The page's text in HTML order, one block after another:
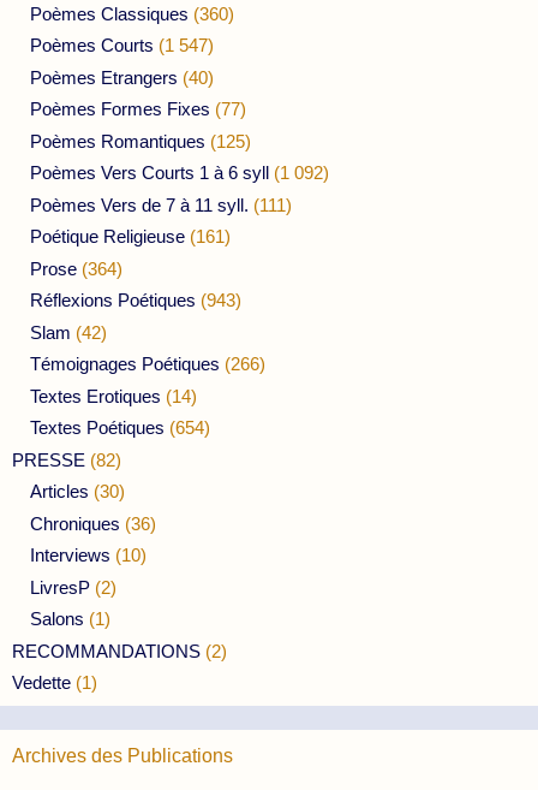
Poèmes Classiques (360)
Poèmes Courts (1 547)
Poèmes Etrangers (40)
Poèmes Formes Fixes (77)
Poèmes Romantiques (125)
Poèmes Vers Courts 1 à 6 syll (1 092)
Poèmes Vers de 7 à 11 syll. (111)
Poétique Religieuse (161)
Prose (364)
Réflexions Poétiques (943)
Slam (42)
Témoignages Poétiques (266)
Textes Erotiques (14)
Textes Poétiques (654)
PRESSE (82)
Articles (30)
Chroniques (36)
Interviews (10)
LivresP (2)
Salons (1)
RECOMMANDATIONS (2)
Vedette (1)
Archives des Publications